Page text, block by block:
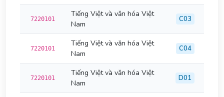
7220101
Tiếng Việt và văn hóa Việt
Nam
C03
7220101
Tiếng Việt và văn hóa Việt
Nam
C04
7220101
Tiếng Việt và văn hóa Việt
Nam
D01